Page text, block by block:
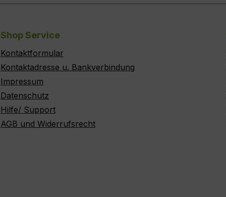
Shop Service
Kontaktformular
Kontaktadresse u. Bankverbindung
Impressum
Datenschutz
Hilfe/ Support
AGB und Widerrufsrecht